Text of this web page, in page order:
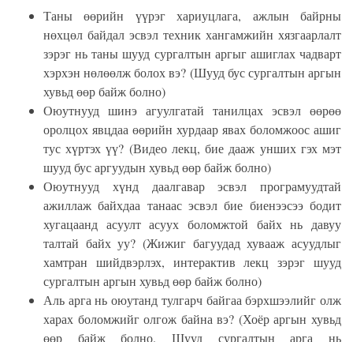
Таны өөрийн үүрэг хариуцлага, ажлын байрны
нөхцөл байдал эсвэл техник хангамжийн хязгаарлалт
зэрэг нь таны шууд сургалтын аргыг ашиглах чадварт
хэрхэн нөлөөлж болох вэ? (Шууд бус сургалтын аргын
хувьд өөр байж болно)
Оюутнууд шинэ агуулгатай танилцах эсвэл өөрөө
оролцох явцдаа өөрийн хурдаар явах боломжоос ашиг
тус хүртэх үү? (Видео лекц, бие дааж унших гэх мэт
шууд бус аргуудын хувьд өөр байж болно)
Оюутнууд хүнд даалгавар эсвэл програмуудтай
ажиллаж байхдаа танаас эсвэл бие биенээсээ бодит
хугацаанд асуулт асуух боломжтой байх нь давуу
талтай байх уу? (Жижиг багуудад хувааж асуудлыг
хамтран шийдвэрлэх, интерактив лекц зэрэг шууд
сургалтын аргын хувьд өөр байж болно)
Аль арга нь оюутанд тулгарч байгаа бэрхшээлийг олж
харах боломжийг олгож байна вэ? (Хоёр аргын хувьд
өөр байж болно. Шууд сургалтын арга нь